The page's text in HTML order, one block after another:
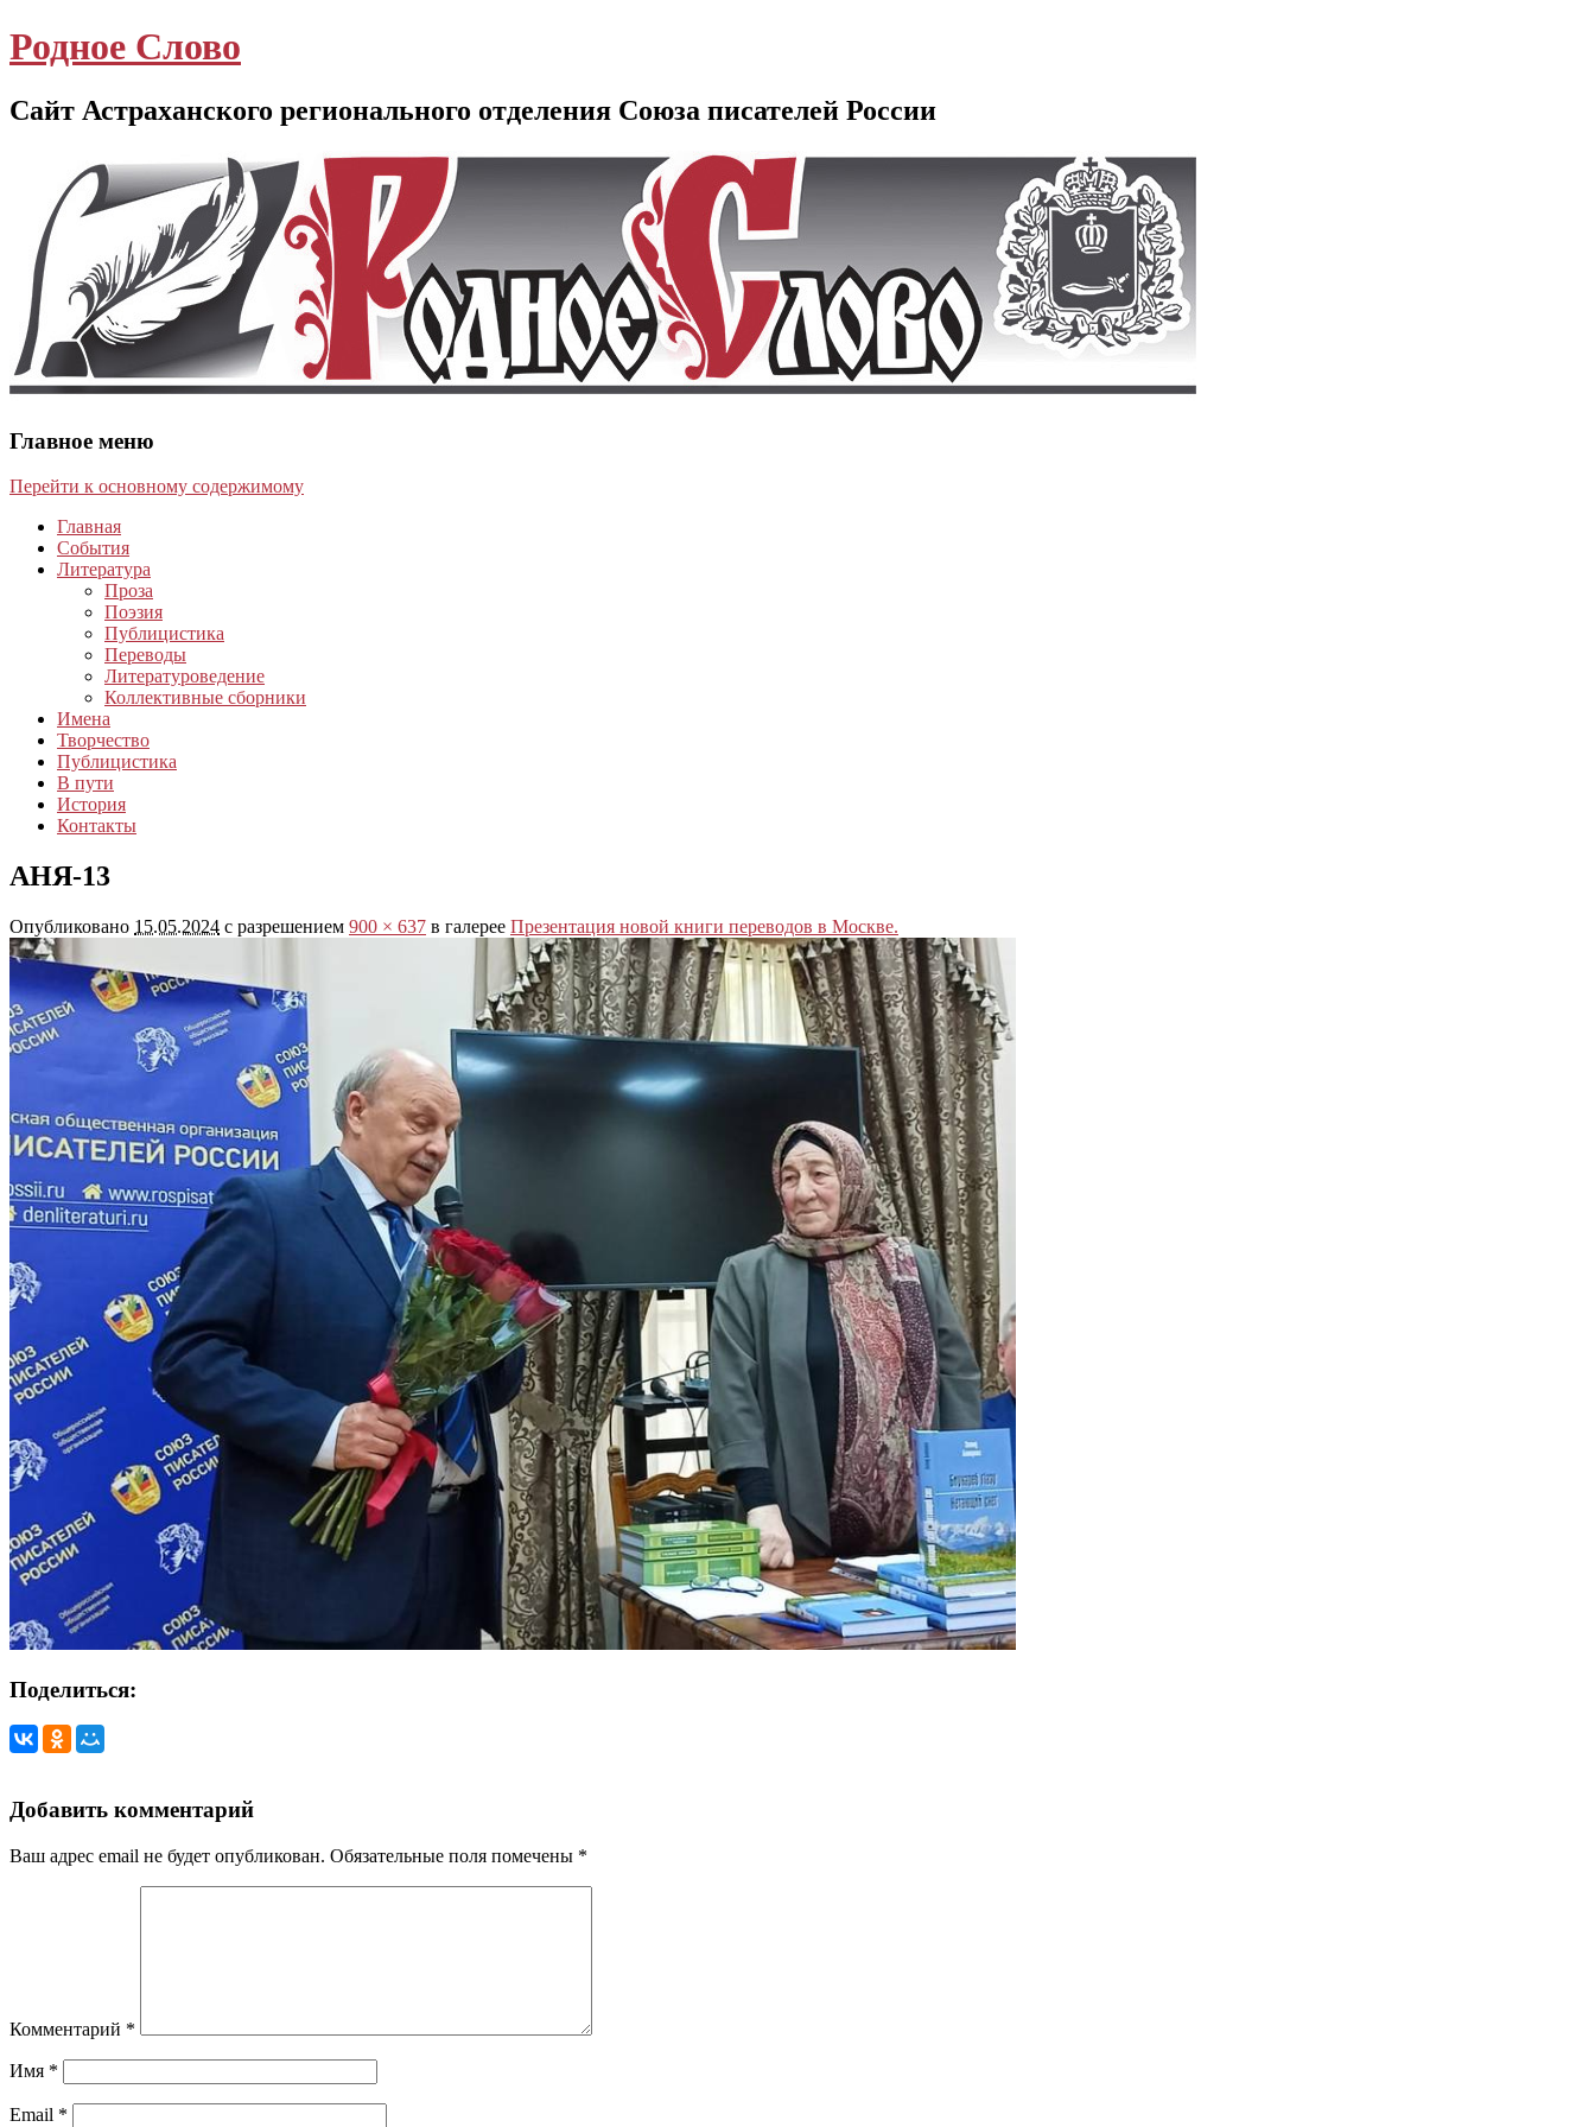
Родное Слово
Сайт Астраханского регионального отделения Союза писателей России
Главное меню
Перейти к основному содержимому
Главная
События
Литература
Проза
Поэзия
Публицистика
Переводы
Литературоведение
Коллективные сборники
Имена
Творчество
Публицистика
В пути
История
Контакты
АНЯ-13
Опубликовано 15.05.2024 с разрешением 900 × 637 в галерее Презентация новой книги переводов в Москве.
Поделиться:
Добавить комментарий
Ваш адрес email не будет опубликован. Обязательные поля помечены *
Комментарий *
Имя *
Email *